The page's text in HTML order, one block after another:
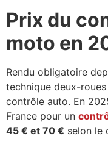
Prix du
moto en
Rendu obligatoire
technique deux-
contrôle auto. En
France pour un
45 € et 70 € selon le